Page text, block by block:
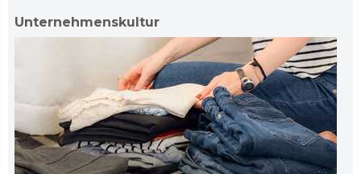
Unternehmenskultur